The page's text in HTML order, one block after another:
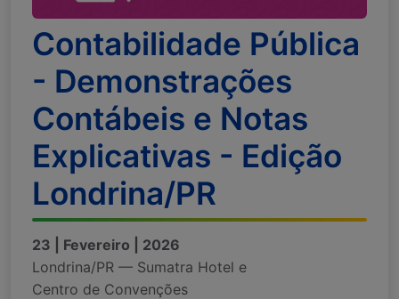
Contabilidade Pública
- Demonstrações
Contábeis e Notas
Explicativas - Edição
Londrina/PR
23 | Fevereiro | 2026
Londrina/PR — Sumatra Hotel e
Centro de Convenções